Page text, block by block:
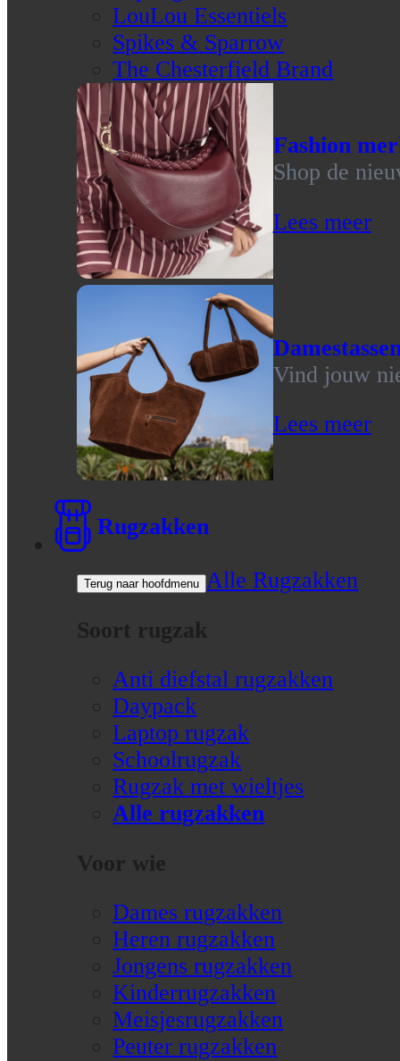
LouLou Essentiels
Spikes & Sparrow
The Chesterfield Brand
Fashion
Shop de
Lees meer
Vind jouw
Lees meer
Rugzakken
Terug naar hoofdmenu Alle Rugzakken
Soort rugzak
Anti diefstal rugzakken
Daypack
Laptop rugzak
Schoolrugzak
Rugzak met wieltjes
Alle rugzakken
Voor wie
Dames rugzakken
Heren rugzakken
Jongens rugzakken
Kinderrugzakken
Meisjesrugzakken
Peuter rugzakken